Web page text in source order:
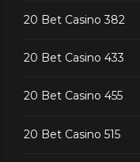
20 Bet Casino 382
20 Bet Casino 433
20 Bet Casino 455
20 Bet Casino 515